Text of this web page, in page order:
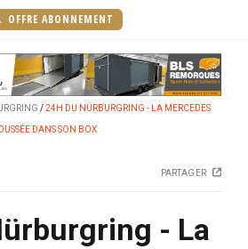
OFFRE ABONNEMENT
24H DU NÜRBURGRING - LA MERCEDES
DANS SON BOX
PARTAGER
- La